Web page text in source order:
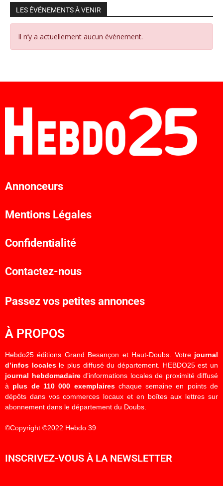
LES ÉVÉNEMENTS À VENIR
Il n’y a actuellement aucun évènement.
Annonceurs
Mentions Légales
Confidentialité
Contactez-nous
Passez vos petites annonces
À PROPOS
Hebdo25 éditions Grand Besançon et Haut-Doubs. Votre journal
d’infos localesle plus diffusé du département. HEBDO25 est un
journal hebdomadaired’informations locales de proximité diffusé
à plus de 110 000 exemplaireschaque semaine en points de
dépôts dans vos commerces locaux et en boîtes aux lettres sur
abonnement dans le département du Doubs.
©Copyright ©2022 Hebdo 39
INSCRIVEZ-VOUS À LA NEWSLETTER